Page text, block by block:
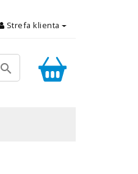
Strefa klienta
